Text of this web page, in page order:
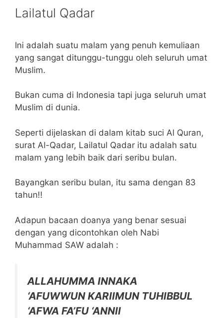
Lailatul Qadar
Ini adalah suatu malam yang penuh kemuliaan
yang sangat ditunggu-tunggu oleh seluruh umat
Muslim.
Bukan cuma di Indonesia tapi juga seluruh umat
Muslim di dunia.
Seperti dijelaskan di dalam kitab suci Al Quran,
surat Al-Qadar, Lailatul Qadar itu adalah satu
malam yang lebih baik dari seribu bulan.
Bayangkan seribu bulan, itu sama dengan 83
tahun!!
Adapun bacaan doanya yang benar sesuai
dengan yang dicontohkan oleh Nabi
Muhammad SAW adalah :
ALLAHUMMA INNAKA
‘AFUWWUN KARIIMUN TUHIBBUL
‘AFWA FA’FU ‘ANNII